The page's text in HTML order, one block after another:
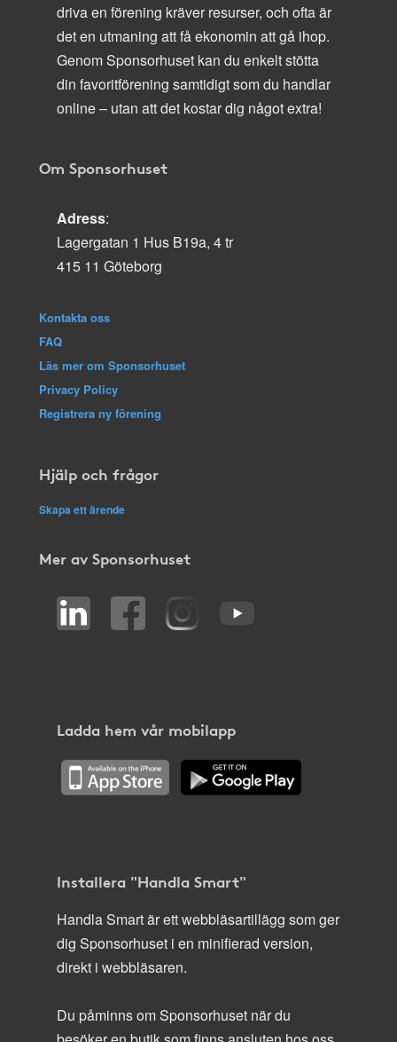
driva en förening kräver resurser, och ofta är
det en utmaning att få ekonomin att gå ihop.
Genom Sponsorhuset kan du enkelt stötta
din favoritförening samtidigt som du handlar
online – utan att det kostar dig något extra!
Om Sponsorhuset
Adress:
Lagergatan 1 Hus B19a, 4 tr
415 11 Göteborg
Kontakta oss
FAQ
Läs mer om Sponsorhuset
Privacy Policy
Registrera ny förening
Hjälp och frågor
Skapa ett ärende
Mer av Sponsorhuset
Ladda hem vår mobilapp
Installera "Handla Smart"
Handla Smart är ett webbläsartillägg som ger
dig Sponsorhuset i en minifierad version,
direkt i webbläsaren.
Du påminns om Sponsorhuset när du